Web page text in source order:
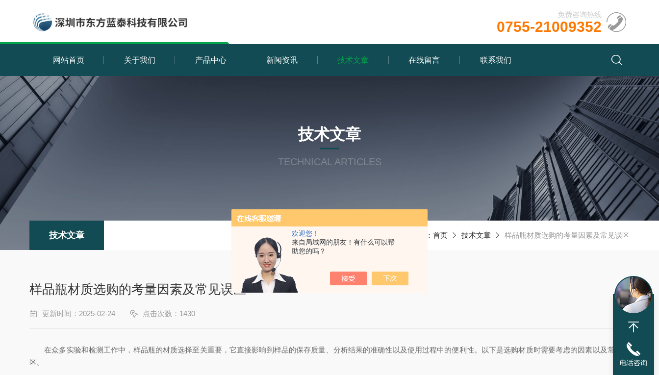
欢迎您！
来自局域网的朋友！有什么可以帮
助您的吗？
免费咨询热线
0755-21009352
网站首页 关于我们 产品中心 新闻资讯 技术文章 在线留言 联系我们
技术文章
TECHNICAL ARTICLES
技术文章 当前位置： 首页 技术文章 样品瓶材质选购的考量因素及常见误区
样品瓶材质选购的考量因素及常见误区
更新时间：2025-02-24 点击次数：1430
在众多实验和检测工作中，样品瓶的材质选择至关重要，它直接影响到样品的保存质量、分析结果的准确性以及使用过程中的便利性。以下是选购材质时需要考虑的因素以及常见误
区。
电话咨询